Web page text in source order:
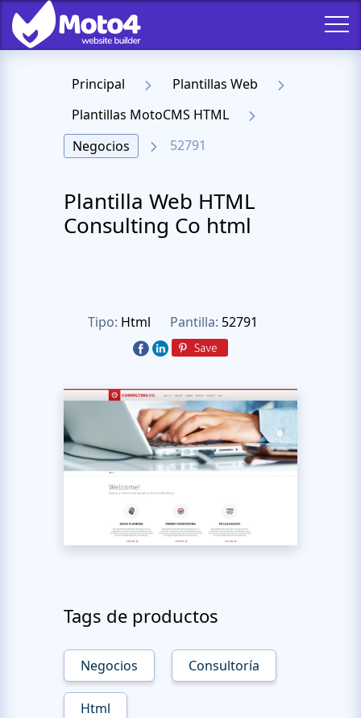
Principal
Plantillas Web
Plantillas MotoCMS HTML
Negocios
52791
Plantilla Web HTML
Consulting Co html
Tipo: Html Pantilla: 52791
Tags de productos
Negocios Consultoría
Html